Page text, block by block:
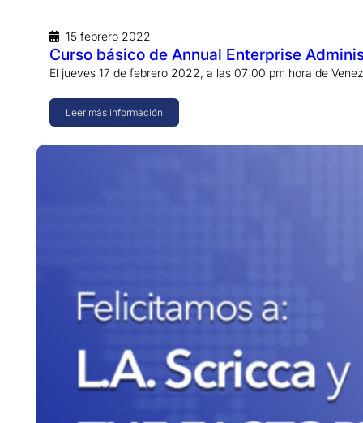
15 febrero 2022
Curso básico de Annual Enterprise
El jueves 17 de febrero 2022, a las 07:00 pm hora de
Leer más información